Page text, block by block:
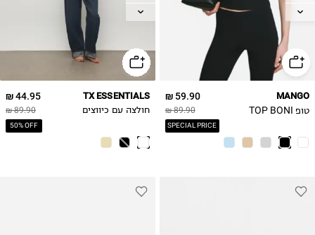
M
2XL
59.90 ₪
89.90 ₪
SPECIAL PRICE
MANGO
טופ TOP BONI
L
44.95 ₪
89.90 ₪
50% OFF
TX ESSENTIALS
חולצה עם כיווצים